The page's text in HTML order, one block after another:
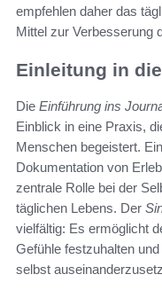
empfehlen daher das
Mittel zur Verbesserung
Einleitung in
Die Einführung ins
Einblick in eine Praxis,
Menschen begeistert.
Dokumentation von
zentrale Rolle bei der
täglichen Lebens. Der
vielfältig: Es ermöglicht
Gefühle festzuhalten
selbst